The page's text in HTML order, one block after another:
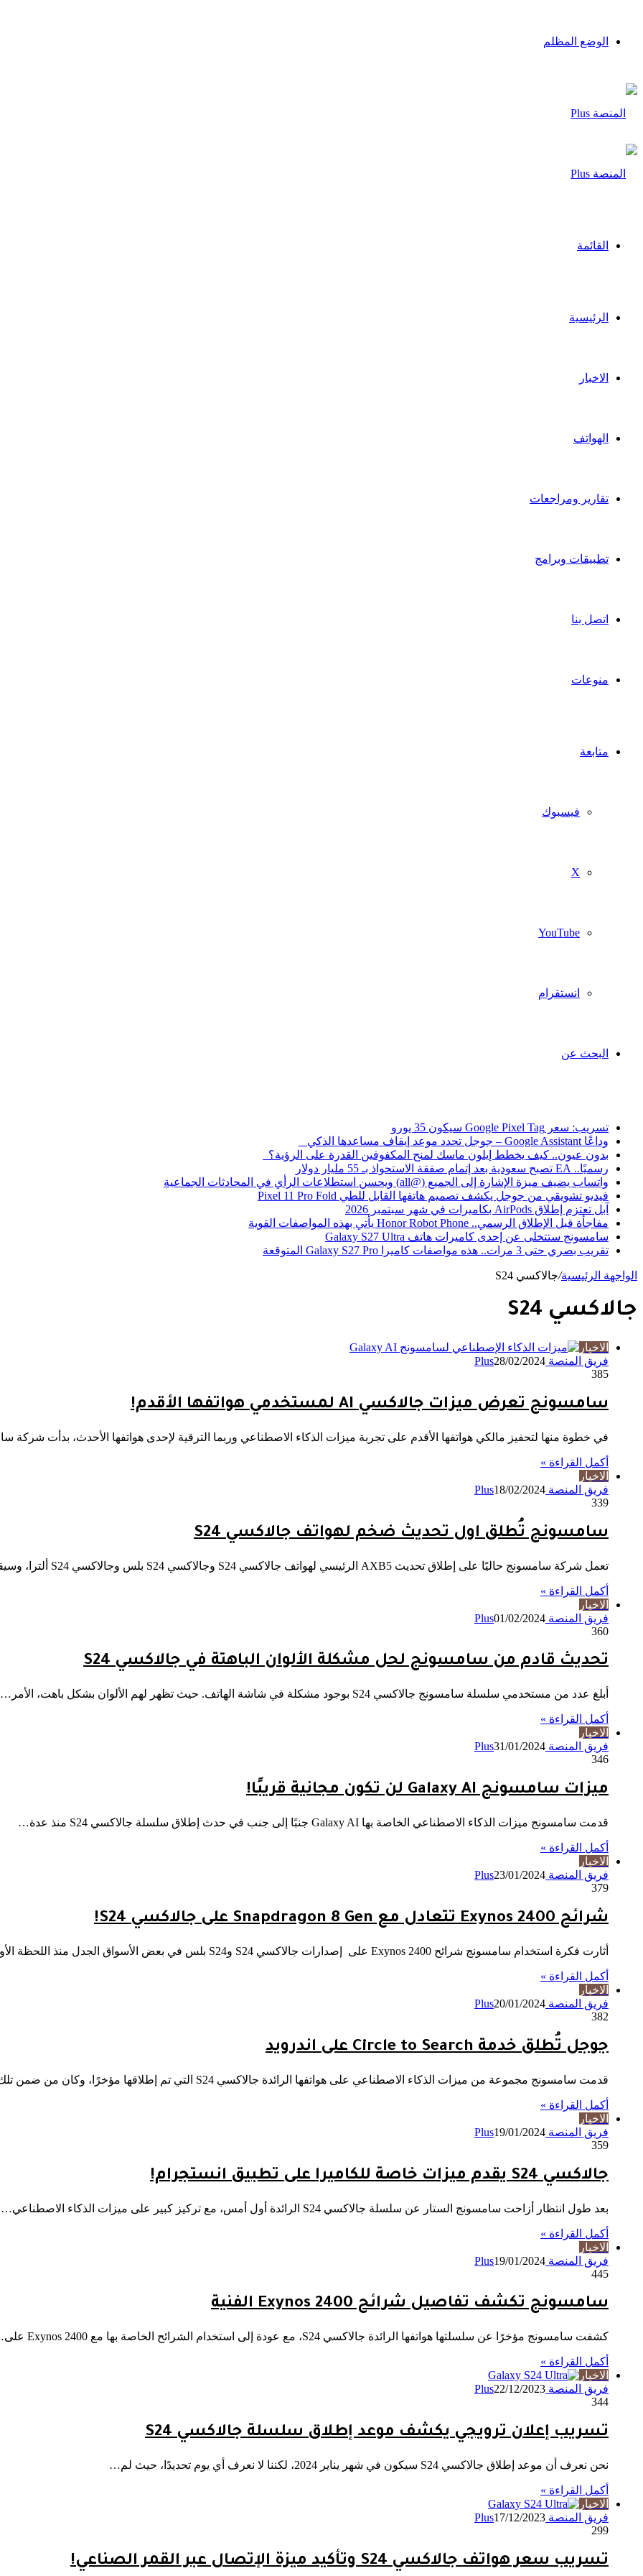
الوضع المظلم
القائمة
الرئيسية
الاخبار
الهواتف
تقارير ومراجعات
تطبيقات وبرامج
اتصل بنا
منوعات
متابعة
فيسبوك
‫X
‫YouTube
انستقرام
البحث عن
تسريب: سعر Google Pixel Tag سيكون 35 يورو
وداعًا Google Assistant – جوجل تحدد موعد إيقاف مساعدها الذكي
بدون عيون.. كيف يخطط إيلون ماسك لمنح المكفوفين القدرة على الرؤية؟
رسميًا.. EA تصبح سعودية بعد إتمام صفقة الاستحواذ بـ 55 مليار دولار
واتساب يضيف ميزة الإشارة إلى الجميع (@all) ويحسن استطلاعات الرأي في المحادثات الجماعية
فيديو تشويقي من جوجل يكشف تصميم هاتفها القابل للطي Pixel 11 Pro Fold
آبل تعتزم إطلاق AirPods بكاميرات في شهر سبتمبر 2026
مفاجأة قبل الإطلاق الرسمي.. Honor Robot Phone يأتي بهذه المواصفات القوية
سامسونج ستتخلى عن إحدى كاميرات هاتف Galaxy S27 Ultra
تقريب بصري حتى 3 مرات.. هذه مواصفات كاميرا Galaxy S27 Pro المتوقعة
الواجهة الرئيسية/جالاكسي S24
جالاكسي S24
الاخبار
فريق المنصة Plus 28/02/2024
385
سامسونج تعرض ميزات جالاكسي AI لمستخدمي هواتفها الأقدم!
في خطوة منها لتحفيز مالكي هواتفها الأقدم على تجربة ميزات الذكاء الاصطناعي وربما الترقية لإحدى هواتفها الأحدث، بدأت شركة
أكمل القراءة »
الاخبار
فريق المنصة Plus 18/02/2024
339
سامسونج تُطلق اول تحديث ضخم لهواتف جالاكسي S24
تعمل شركة سامسونج حاليًا على إطلاق تحديث AXB5 الرئيسي لهواتف جالاكسي S24 وجالاكسي S24 بلس وجالاكسي S24 ألترا، وسيقدم التحديث…
أكمل القراءة »
الاخبار
فريق المنصة Plus 01/02/2024
360
تحديث قادم من سامسونج لحل مشكلة الألوان الباهتة في جالاكسي S24
أبلغ عدد من مستخدمي سلسلة سامسونج جالاكسي S24 بوجود مشكلة في شاشة الهاتف. حيث تظهر لهم الألوان بشكل باهت، الأمر…
أكمل القراءة »
الاخبار
فريق المنصة Plus 31/01/2024
346
ميزات سامسونج Galaxy AI لن تكون مجانية قريبًا!
قدمت سامسونج ميزات الذكاء الاصطناعي الخاصة بها Galaxy AI جنبًا إلى جنب في حدث إطلاق سلسلة جالاكسي S24 منذ عدة…
أكمل القراءة »
الاخبار
فريق المنصة Plus 23/01/2024
379
شرائح Exynos 2400 تتعادل مع Snapdragon 8 Gen على جالاكسي S24!
أثارت فكرة استخدام سامسونج شرائح Exynos 2400 على إصدارات جالاكسي S24 وS24 بلس في بعض الأسواق الجدل منذ اللحظة الأولى…
أكمل القراءة »
الاخبار
فريق المنصة Plus 20/01/2024
382
جوجل تُطلق خدمة Circle to Search على اندرويد
قدمت سامسونج مجموعة من ميزات الذكاء الاصطناعي على هواتفها الرائدة جالاكسي S24 التي تم إطلاقها مؤخرًا، وكان من ضمن تلك…
أكمل القراءة »
الاخبار
فريق المنصة Plus 19/01/2024
359
جالاكسي S24 يقدم ميزات خاصة للكاميرا على تطبيق انستجرام!
بعد طول انتظار أزاحت سامسونج الستار عن سلسلة جالاكسي S24 الرائدة أول أمس، مع تركيز كبير على ميزات الذكاء الاصطناعي…
أكمل القراءة »
الاخبار
فريق المنصة Plus 19/01/2024
445
سامسونج تكشف تفاصيل شرائح Exynos 2400 الفنية
كشفت سامسونج مؤخرًا عن سلسلتها هواتفها الرائدة جالاكسي S24، مع عودة إلى استخدام الشرائح الخاصة بها مع Exynos 2400 على…
أكمل القراءة »
الاخبار
فريق المنصة Plus 22/12/2023
344
تسريب إعلان ترويجي يكشف موعد إطلاق سلسلة جالاكسي S24
نحن نعرف أن موعد إطلاق جالاكسي S24 سيكون في شهر يناير 2024، لكننا لا نعرف أي يوم تحديدًا، حيث لم…
أكمل القراءة »
الاخبار
فريق المنصة Plus 17/12/2023
299
تسريب سعر هواتف جالاكسي S24 وتأكيد ميزة الإتصال عبر القمر الصناعي!